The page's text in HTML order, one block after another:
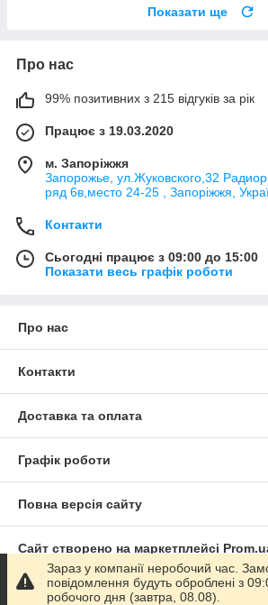
Показати ще
Про нас
99% позитивних з 215 відгуків за рік
Працює з 19.03.2020
м. Запоріжжя
Запорожье, ул.Жуковского,32
ряд 6в,место 24-25 , Запоріжжя,
Контакти
Сьогодні працює з 09:00 до 15:00
Показати весь графік роботи
Про нас
Контакти
Доставка та оплата
Графік роботи
Повна версія сайту
Сайт створено на маркетплейсі
Політика конфіденційності
Зараз у компанії неробочий час.
повідомлення будуть оброблені з
робочого дня (завтра, 08.08).